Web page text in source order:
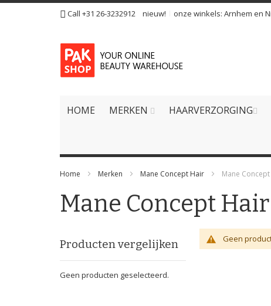
Ga
de
inhoud
Call +31 26-3232912 nieuw! onze winkels: Arnhem en
HOME MERKEN HAARVERZORGING
Home Merken Mane Concept Hair Mane
Mane Concept
Geen
Producten vergelijken
Geen producten geselecteerd.